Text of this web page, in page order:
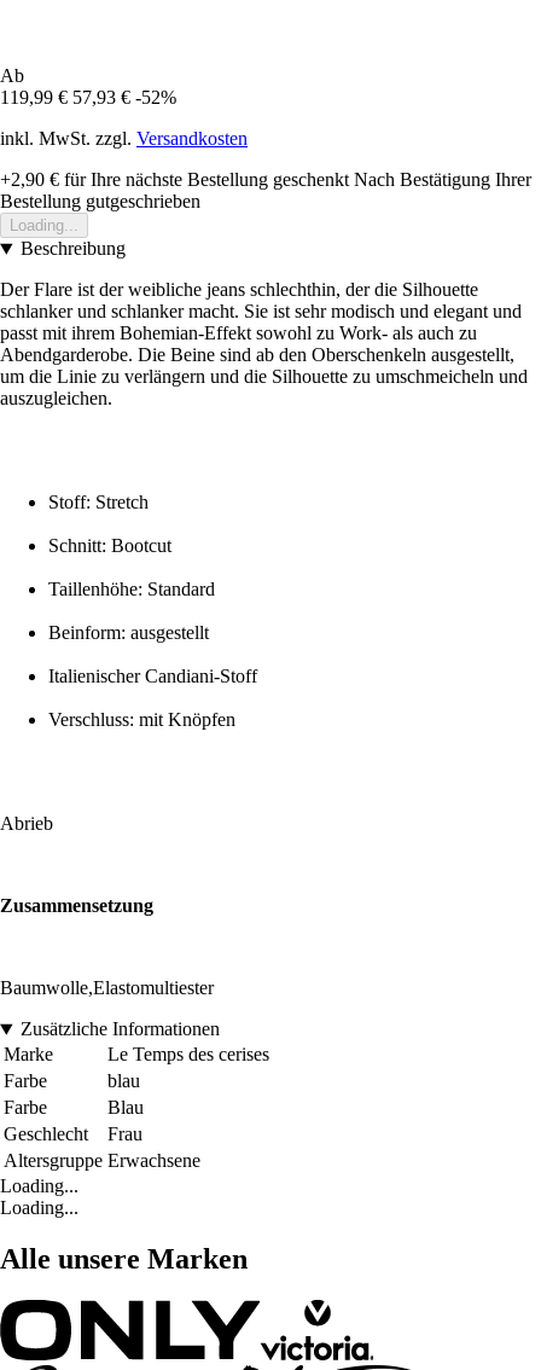
Ab
119,99 € 57,93 € -52%
inkl. MwSt. zzgl. Versandkosten
+2,90 € für Ihre nächste Bestellung geschenkt Nach Bestätigung Ihrer
Bestellung gutgeschrieben
Loading...
Beschreibung
Der Flare ist der weibliche jeans schlechthin, der die Silhouette
schlanker und schlanker macht. Sie ist sehr modisch und elegant und
passt mit ihrem Bohemian-Effekt sowohl zu Work- als auch zu
Abendgarderobe. Die Beine sind ab den Oberschenkeln ausgestellt,
um die Linie zu verlängern und die Silhouette zu umschmeicheln und
auszugleichen.
Stoff: Stretch
Schnitt: Bootcut
Taillenhöhe: Standard
Beinform: ausgestellt
Italienischer Candiani-Stoff
Verschluss: mit Knöpfen
Abrieb
Zusammensetzung
Baumwolle,Elastomultiester
Zusätzliche Informationen
Marke
Le Temps des cerises
Farbe
blau
Farbe
Blau
Geschlecht
Frau
Altersgruppe Erwachsene
Loading...
Loading...
Alle unsere Marken